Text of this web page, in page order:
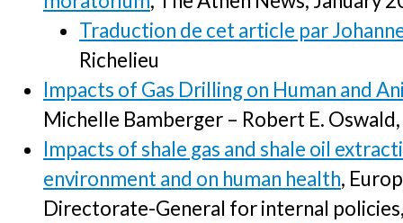
Traduction de cet article par
Richelieu
Impacts of Gas Drilling on Human and
Michelle Bamberger – Robert E.
Impacts of shale gas and shale oil
environment and on human health,
Directorate-General for internal